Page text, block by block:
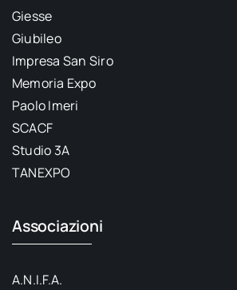
Giesse
Giubileo
Impresa San Siro
Memoria Expo
Paolo Imeri
SCACF
Studio 3A
TANEXPO
Associazioni
A.N.I.F.A.